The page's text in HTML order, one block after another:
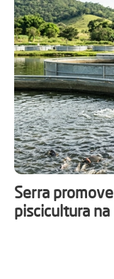
Serra
piscicultura